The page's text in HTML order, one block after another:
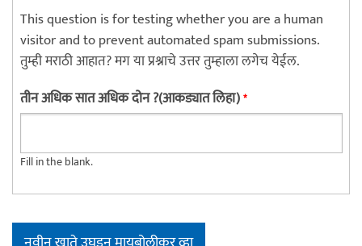
This question is for testing whether you are a human
visitor and to prevent automated spam submissions.
तुम्ही मराठी आहात? मग या प्रश्नाचे उत्तर तुम्हाला लगेच येईल.
तीन अधिक सात अधिक दोन ?(आकड्यात लिहा)*
Fill in the blank.